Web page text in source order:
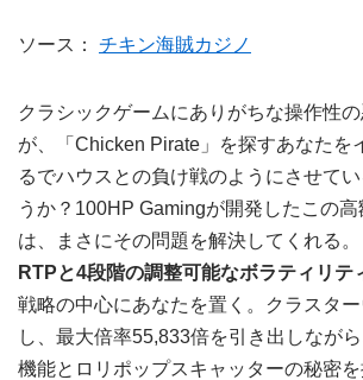
ソース： チキン海賊カジノ
クラシックゲームにありがちな操作性
が、「Chicken Pirate」を探すあなたを
るでハウスとの負け戦のようにさせて
うか？100HP Gamingが開発したこの
は、まさにその問題を解決してくれる。
RTPと4段階の調整可能なボラティリテ
戦略の中心にあなたを置く。クラスタ
し、最大倍率55,833倍を引き出しなが
機能とロリポップスキャッターの秘密